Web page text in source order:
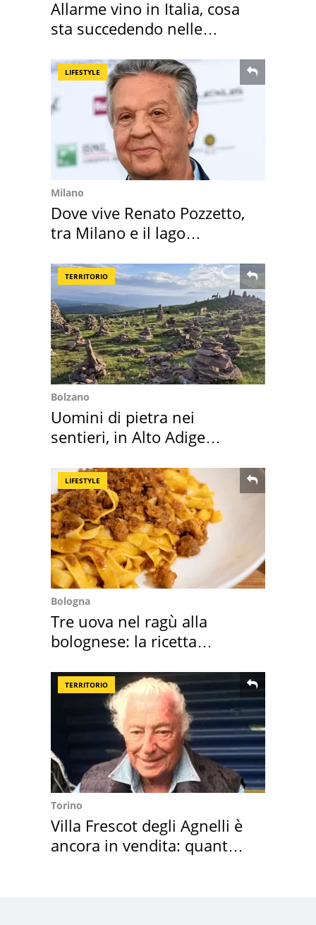
Allarme vino in Italia, cosa
sta succedendo nelle
LIFESTYLE
Milano
Dove vive Renato Pozzetto,
tra Milano e il lago
TERRITORIO
Bolzano
Uomini di pietra nei
sentieri, in Alto Adige
LIFESTYLE
Bologna
Tre uova nel ragù alla
bolognese: la ricetta
TERRITORIO
Torino
Villa Frescot degli Agnelli è
ancora in vendita: quanto